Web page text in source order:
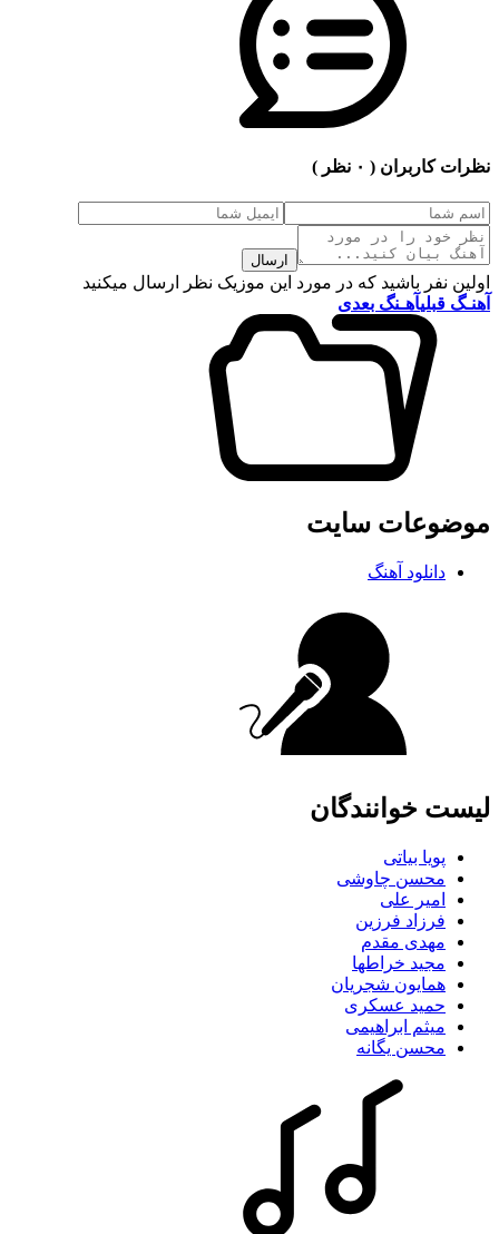
نظرات کاربران ( ۰ نظر )
ارسال
اولین نفر باشید که در مورد این موزیک نظر ارسال میکنید
آهنـگ قبلیآهـنگ بعدی
موضوعات سایت
دانلود آهنگ
لیست خوانندگان
پویا بیاتی
محسن چاوشی
امیر علی
فرزاد فرزین
مهدی مقدم
مجید خراطها
همایون شجریان
حمید عسکری
میثم ابراهیمی
محسن یگانه